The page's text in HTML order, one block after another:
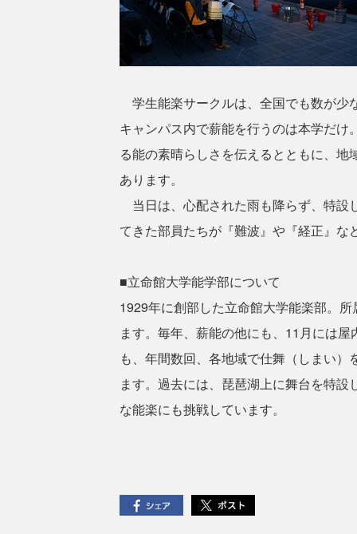
学生能楽サークルは、全国でも数が少
キャンパス内で薪能を行うのは本学だ
る能の素晴らしさを伝えるとともに、
あります。
当日は、心配された雨も降らず、特設
てきた部員たちが『難波』や『経正』
■立命館大学能学部について
1929年に創部した立命館大学能楽部。
ます。毎年、薪能の他にも、11月には
も、年間数回、各地域で仕舞（しまい
ます。過去には、琵琶湖上に舞台を特
な能楽にも挑戦しています。